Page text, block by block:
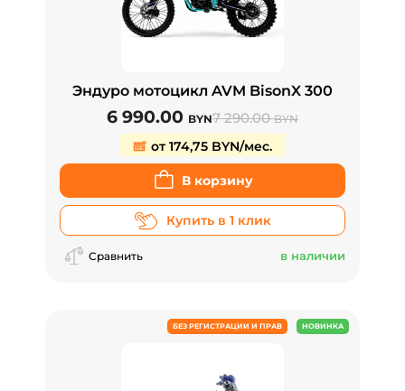
Эндуро мотоцикл AVM BisonX 300
6 990.00 BYN7 290.00BYN
от 174,75 BYN/мес.
В корзину
Купить в 1 клик
Сравнить в наличии
БЕЗ РЕГИСТРАЦИИ И ПРАВ НОВИНКА